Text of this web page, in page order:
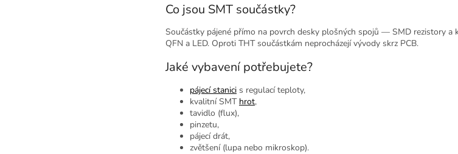
Co jsou SMT součástky?
Součástky pájené přímo na povrch desky plošných spojů — SMD rezistory a
QFN a LED. Oproti THT součástkám neprocházejí vývody skrz PCB.
Jaké vybavení potřebujete?
pájecí stanici s regulací teploty,
kvalitní SMT hrot,
tavidlo (flux),
pinzetu,
pájecí drát,
zvětšení (lupa nebo mikroskop).